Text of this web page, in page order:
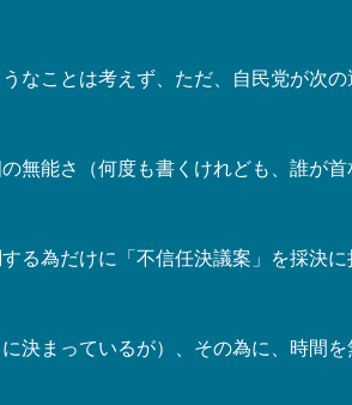
なことは考えず、ただ、自民党が次
無能さ（何度も書くけれども、誰が
する為だけに「不信任決議案」を採決
に決まっているが）、その為に、時間